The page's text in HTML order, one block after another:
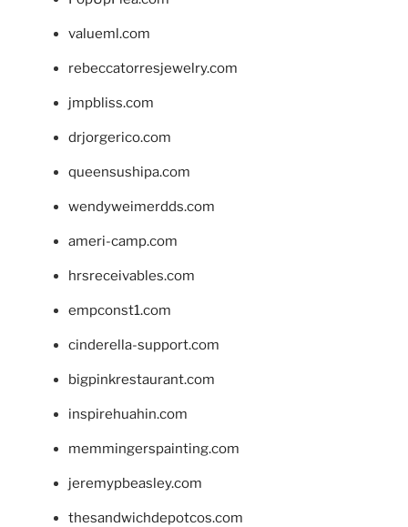
valueml.com
rebeccatorresjewelry.com
jmpbliss.com
drjorgerico.com
queensushipa.com
wendyweimerdds.com
ameri-camp.com
hrsreceivables.com
empconst1.com
cinderella-support.com
bigpinkrestaurant.com
inspirehuahin.com
memmingerspainting.com
jeremypbeasley.com
thesandwichdepotcos.com